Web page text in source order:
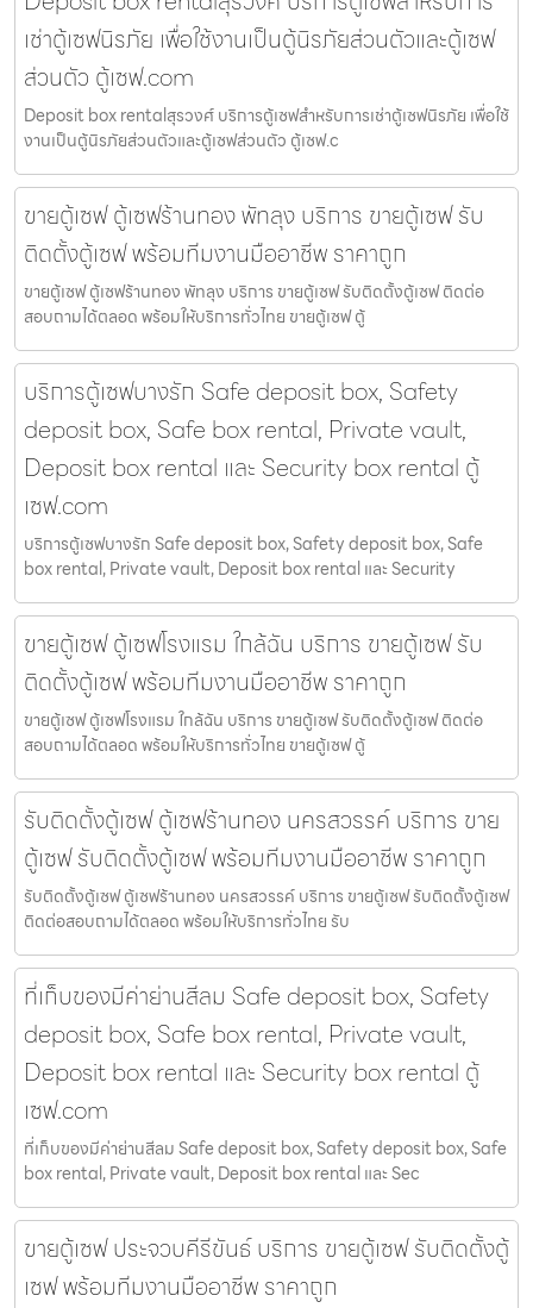
เช่าตู้เซฟนิรภัย เพื่อใช้งานเป็นตู้นิรภัยส่วนตัวและตู้เซฟ
ส่วนตัว ตู้เซฟ.com
Deposit box rentalสุรวงศ์ บริการตู้เซฟสำหรับการเช่าตู้เซฟนิรภัย เพื่อใช้
งานเป็นตู้นิรภัยส่วนตัวและตู้เซฟส่วนตัว ตู้เซฟ.c
ขายตู้เซฟ ตู้เซฟร้านทอง พัทลุง บริการ ขายตู้เซฟ รับ
ติดตั้งตู้เซฟ พร้อมทีมงานมืออาชีพ ราคาถูก
ขายตู้เซฟ ตู้เซฟร้านทอง พัทลุง บริการ ขายตู้เซฟ รับติดตั้งตู้เซฟ ติดต่อ
สอบถามได้ตลอด พร้อมให้บริการทั่วไทย ขายตู้เซฟ ตู้
บริการตู้เซฟบางรัก Safe deposit box, Safety
deposit box, Safe box rental, Private vault,
Deposit box rental และ Security box rental ตู้
เซฟ.com
บริการตู้เซฟบางรัก Safe deposit box, Safety deposit box, Safe
box rental, Private vault, Deposit box rental และ Security
ขายตู้เซฟ ตู้เซฟโรงแรม ใกล้ฉัน บริการ ขายตู้เซฟ รับ
ติดตั้งตู้เซฟ พร้อมทีมงานมืออาชีพ ราคาถูก
ขายตู้เซฟ ตู้เซฟโรงแรม ใกล้ฉัน บริการ ขายตู้เซฟ รับติดตั้งตู้เซฟ ติดต่อ
สอบถามได้ตลอด พร้อมให้บริการทั่วไทย ขายตู้เซฟ ตู้
รับติดตั้งตู้เซฟ ตู้เซฟร้านทอง นครสวรรค์ บริการ ขาย
ตู้เซฟ รับติดตั้งตู้เซฟ พร้อมทีมงานมืออาชีพ ราคาถูก
รับติดตั้งตู้เซฟ ตู้เซฟร้านทอง นครสวรรค์ บริการ ขายตู้เซฟ รับติดตั้งตู้เซฟ
ติดต่อสอบถามได้ตลอด พร้อมให้บริการทั่วไทย รับ
ที่เก็บของมีค่าย่านสีลม Safe deposit box, Safety
deposit box, Safe box rental, Private vault,
Deposit box rental และ Security box rental ตู้
เซฟ.com
ที่เก็บของมีค่าย่านสีลม Safe deposit box, Safety deposit box, Safe
box rental, Private vault, Deposit box rental และ Sec
ขายตู้เซฟ ประจวบคีรีขันธ์ บริการ ขายตู้เซฟ รับติดตั้งตู้
เซฟ พร้อมทีมงานมืออาชีพ ราคาถูก